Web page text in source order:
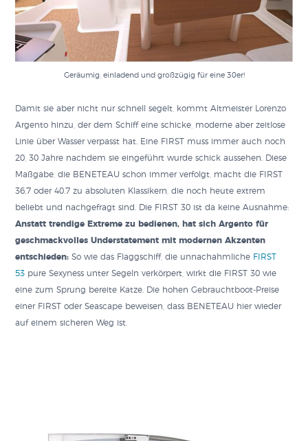
Geräumig, einladend und großzügig für eine 30er!
Damit sie aber nicht nur schnell segelt, kommt Altmeister Lorenzo
Argento hinzu, der dem Schiff eine schicke, moderne aber zeitlose
Linie über Wasser verpasst hat. Eine FIRST muss immer auch noch
20, 30 Jahre nachdem sie eingeführt wurde schick aussehen. Diese
Maßgabe, die BENETEAU schon immer verfolgt, macht die FIRST
36.7 oder 40.7 zu absoluten Klassikern, die noch heute extrem
beliebt und nachgefragt sind. Die FIRST 30 ist da keine Ausnahme:
Anstatt trendige Extreme zu bedienen, hat sich Argento für
geschmackvolles Understatement mit modernen Akzenten
entschieden: So wie das Flaggschiff, die unnachahmliche FIRST
53 pure Sexyness unter Segeln verkörpert, wirkt die FIRST 30 wie
eine zum Sprung bereite Katze. Die hohen Gebrauchtboot-Preise
einer FIRST oder Seascape beweisen, dass BENETEAU hier wieder
auf einem sicheren Weg ist.